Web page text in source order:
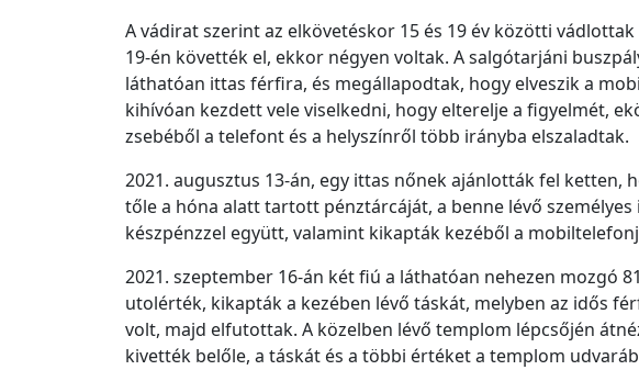
A vádirat szerint az elkövetéskor 15 és 19 év közötti
19-én követték el, ekkor négyen voltak. A salgótarjáni
láthatóan ittas férfira, és megállapodtak, hogy elveszik a
kihívóan kezdett vele viselkedni, hogy elterelje a figyelmét,
zsebéből a telefont és a helyszínről több irányba elszaladtak.
2021. augusztus 13-án, egy ittas nőnek ajánlották fel ketten,
tőle a hóna alatt tartott pénztárcáját, a benne lévő
készpénzzel együtt, valamint kikapták kezéből a
2021. szeptember 16-án két fiú a láthatóan nehezen mozgó
utolérték, kikapták a kezében lévő táskát, melyben az idős
volt, majd elfutottak. A közelben lévő templom lépcsőjén
kivették belőle, a táskát és a többi értéket a templom